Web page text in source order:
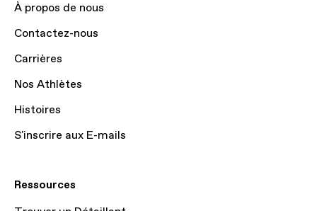
À propos de nous
Contactez-nous
Carrières
Nos Athlètes
Histoires
S'inscrire aux E-mails
Ressources